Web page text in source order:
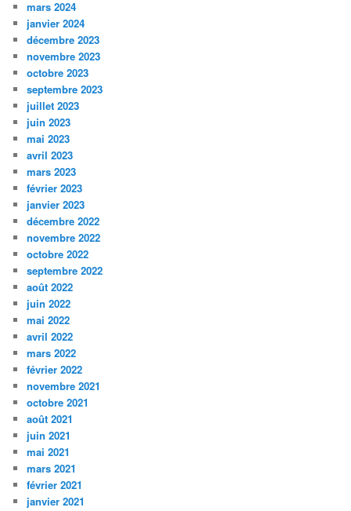
mars 2024
janvier 2024
décembre 2023
novembre 2023
octobre 2023
septembre 2023
juillet 2023
juin 2023
mai 2023
avril 2023
mars 2023
février 2023
janvier 2023
décembre 2022
novembre 2022
octobre 2022
septembre 2022
août 2022
juin 2022
mai 2022
avril 2022
mars 2022
février 2022
novembre 2021
octobre 2021
août 2021
juin 2021
mai 2021
mars 2021
février 2021
janvier 2021